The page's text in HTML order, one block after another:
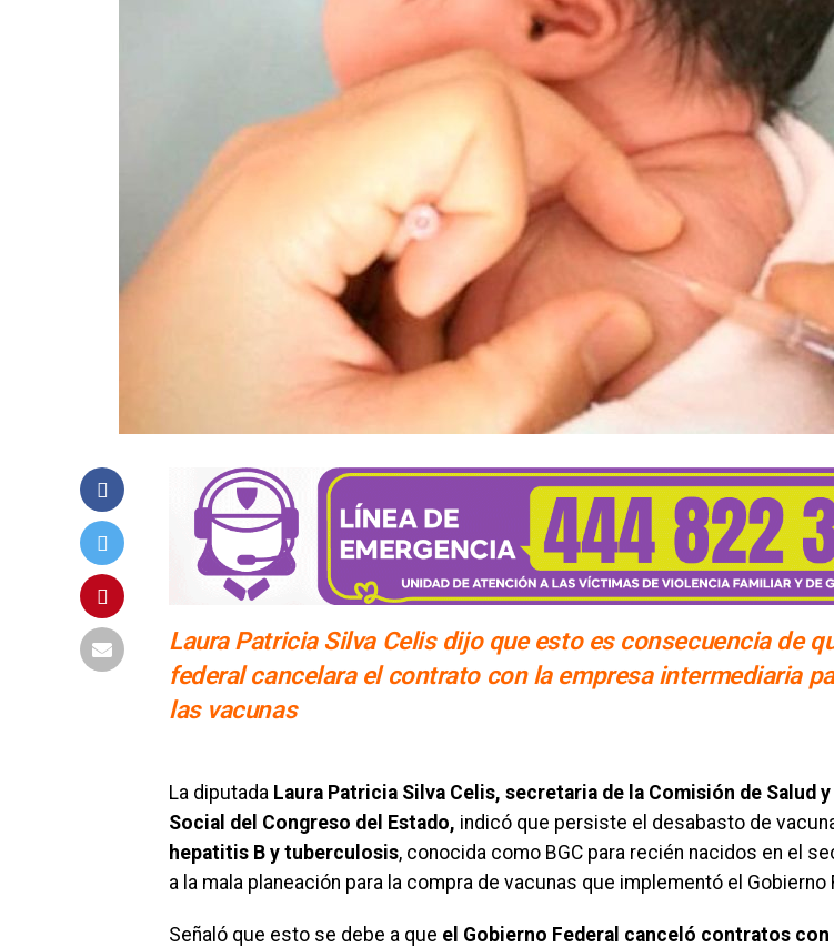
Laura Patricia Silva Celis dijo que esto es consecuencia de
federal cancelara el contrato con la empresa intermediaria
las vacunas
La diputada Laura Patricia Silva Celis, secretaria de la Comisión de Salud
Social del Congreso del Estado, indicó que persiste el desabasto de
hepatitis B y tuberculosis, conocida como BGC para recién nacidos en el
a la mala planeación para la compra de vacunas que implementó el Gobierno
Señaló que esto se debe a que el Gobierno Federal canceló contratos con